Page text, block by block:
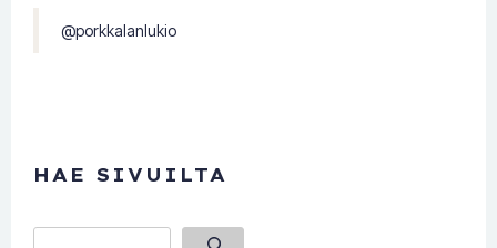
@porkkalanlukio
HAE SIVUILTA